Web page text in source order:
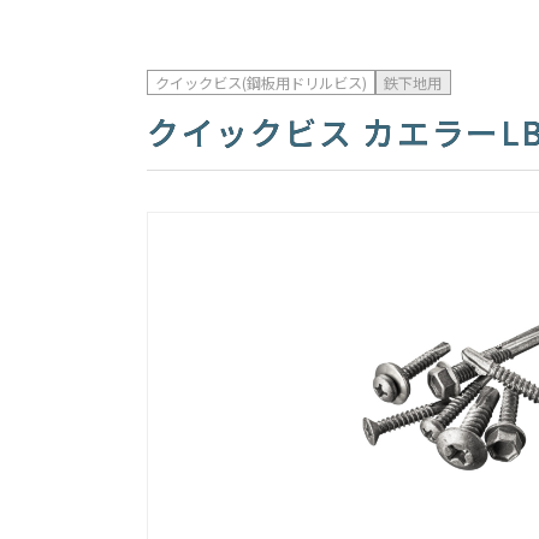
クイックビス(鋼板用ドリルビス) 鉄下地用
クイックビス カエラー